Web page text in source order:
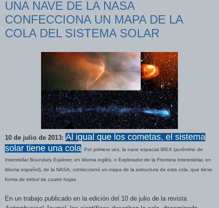
UNA NAVE DE LA NASA
CONFECCIONA UN MAPA DE LA
COLA DEL SISTEMA SOLAR
10 de julio de 2013: Al igual que los cometas, el sistema
solar tiene una cola . Por primera vez, la nave espacial IBEX (acrónimo de
Interstellar Boundary Explorer, en idioma inglés, o Explorador de la Frontera Interestelar, en
idioma español), de la NASA, confeccionó un mapa de la estructura de esta cola, que tiene
forma de trébol de cuatro hojas.
En un trabajo publicado en la edición del 10 de julio de la revista